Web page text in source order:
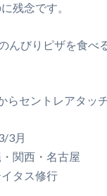
残念です。
んびりピザを食べ
らセントレアタッ
3月
西・名古屋
タス修行